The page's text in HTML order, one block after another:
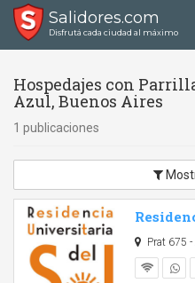
Salidores.com
Disfrutá cada ciudad al máximo
Hospedajes con
Azul, Buenos Aires
1 publicaciones
Prat 675 -